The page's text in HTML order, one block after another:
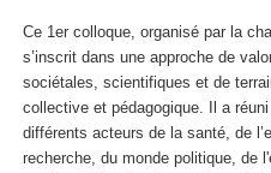
Ce 1er colloque, organisé par la
s’inscrit dans une approche de
sociétales, scientifiques et de
collective et pédagogique. Il a
différents acteurs de la santé, de
recherche, du monde politique, de